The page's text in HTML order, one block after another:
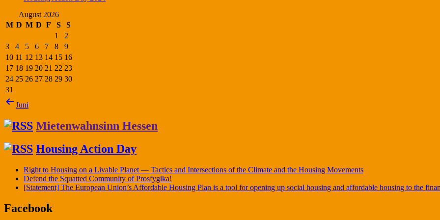
August 2026
M D M D F S
S
1
2
3
4 5 6 7 8
9
10 11 12 13 14 15 16
17 18 19 20 21 22 23
24 25 26 27 28 29 30
31
Juni
Mietenwahnsinn Hessen
Housing Action Day
Right to Housing on a Livable Planet — Tactics and Intersections of the Climate and the Housing Movements
Defend the Squatted Community of Prosfygika!
[Statement] The European Union’s Affordable Housing Plan is a tool for opening up social housing and affordable housing to the
Facebook